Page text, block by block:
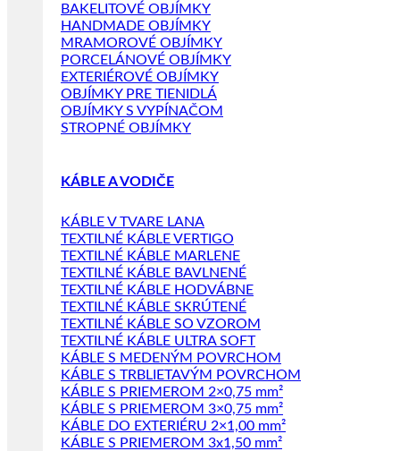
BAKELITOVÉ OBJÍMKY
HANDMADE OBJÍMKY
MRAMOROVÉ OBJÍMKY
PORCELÁNOVÉ OBJÍMKY
EXTERIÉROVÉ OBJÍMKY
OBJÍMKY PRE TIENIDLÁ
OBJÍMKY S VYPÍNAČOM
STROPNÉ OBJÍMKY
KÁBLE A VODIČE
KÁBLE V TVARE LANA
TEXTILNÉ KÁBLE VERTIGO
TEXTILNÉ KÁBLE MARLENE
TEXTILNÉ KÁBLE BAVLNENÉ
TEXTILNÉ KÁBLE HODVÁBNE
TEXTILNÉ KÁBLE SKRÚTENÉ
TEXTILNÉ KÁBLE SO VZOROM
TEXTILNÉ KÁBLE ULTRA SOFT
KÁBLE S MEDENÝM POVRCHOM
KÁBLE S TRBLIETAVÝM POVRCHOM
KÁBLE S PRIEMEROM 2×0,75 mm²
KÁBLE S PRIEMEROM 3×0,75 mm²
KÁBLE DO EXTERIÉRU 2×1,00 mm²
KÁBLE S PRIEMEROM 3x1,50 mm²